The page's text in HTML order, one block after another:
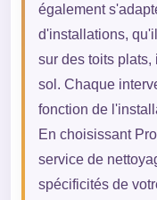
également
d'installations,
sur des toits plats,
sol. Chaque
fonction de
En choisissant
service de
spécificités de